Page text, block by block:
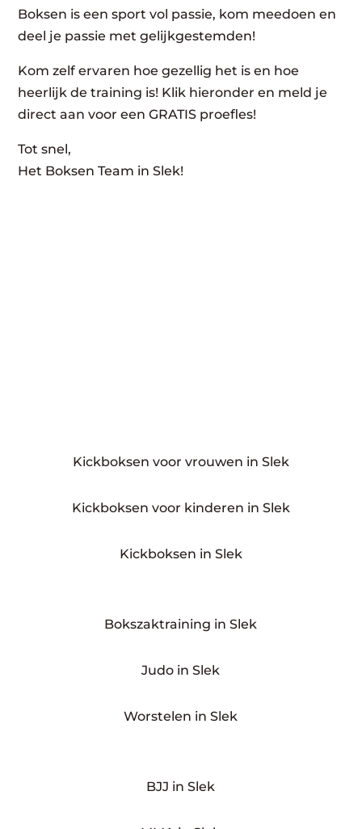
Boksen is een sport vol passie, kom meedoen en
deel je passie met gelijkgestemden!
Kom zelf ervaren hoe gezellig het is en hoe
heerlijk de training is! Klik hieronder en meld je
direct aan voor een GRATIS proefles!
Tot snel,
Het Boksen Team in Slek!
Kickboksen voor vrouwen in Slek
Kickboksen voor kinderen in Slek
Kickboksen in Slek
Bokszaktraining in Slek
Judo in Slek
Worstelen in Slek
BJJ in Slek